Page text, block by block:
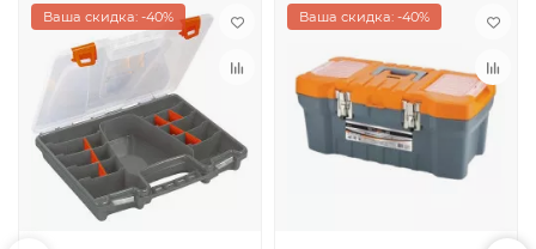
Ваша скидка: -40% Ваша скидка: -40%